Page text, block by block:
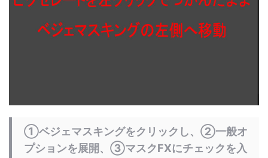
①ベジェマスキングをクリックし、②一般オ
プションを展開、③マスクFXにチェックを入